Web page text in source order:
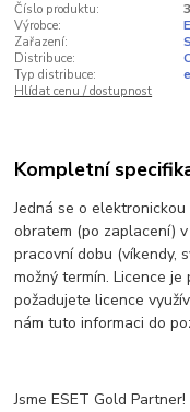
Číslo produktu:
Výrobce:
Zařazení:
Distribuce:
Typ distribuce:
Hlídat cenu / dostupnost
Kompletní
Jedná se o
obratem (po zaplacení)
pracovní dobu (víkendy,
možný termín. Licence
požadujete licence
nám tuto informaci do
Jsme ESET Gold Partner!